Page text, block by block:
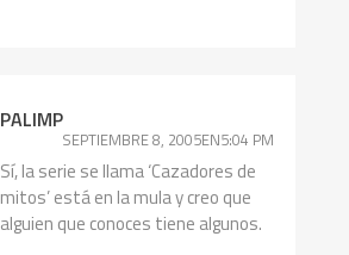
PALIMP
SEPTIEMBRE 8, 2005EN5:04 PM
Sí, la serie se llama ‘Cazadores de
mitos’ está en la mula y creo que
alguien que conoces tiene algunos.